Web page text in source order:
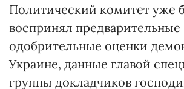
Политический комитет уже
воспринял предварительные
одобрительные оценки
Украине, данные главой
группы докладчиков